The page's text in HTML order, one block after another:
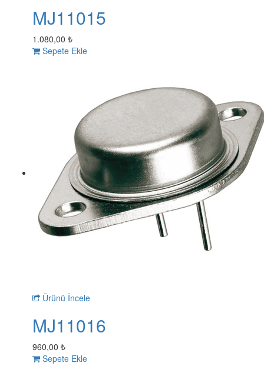
MJ11015
1.080,00 ₺
Sepete Ekle
Ürünü İncele
MJ11016
960,00 ₺
Sepete Ekle